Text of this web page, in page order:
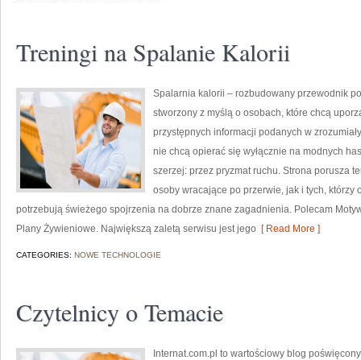
Treningi na Spalanie Kalorii
Spalarnia kalorii – rozbudowany przewodnik
stworzony z myślą o osobach, które chcą
przystępnych informacji podanych w
nie chcą opierać się wyłącznie na modnych
szerzej: przez pryzmat ruchu. Strona porusza
osoby wracające po przerwie, jak i tych,
potrzebują świeżego spojrzenia na dobrze znane zagadnienia. Polecam
Plany Żywieniowe. Największą zaletą serwisu jest jego [ Read More ]
CATEGORIES: NOWE TECHNOLOGIE
Czytelnicy o Temacie
Internat.com.pl to wartościowy blog